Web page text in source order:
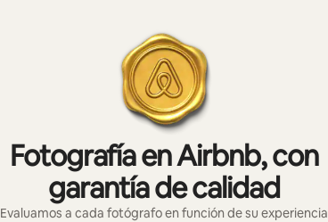
Fotografía en Airbnb, con
garantía de calidad
Evaluamos a cada fotógrafo en función de su experiencia